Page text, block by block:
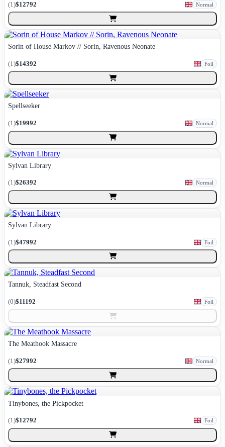
(1)$12792 Normal
Sorin of House Markov // Sorin, Ravenous Neonate
(1)$14392 Foil
Spellseeker
(1)$19992 Normal
Sylvan Library
(1)$26392 Normal
Sylvan Library
(1)$47992 Foil
Tannuk, Steadfast Second
(0)$11192 Foil
The Meathook Massacre
(1)$27992 Normal
Tinybones, the Pickpocket
(1)$12792 Foil